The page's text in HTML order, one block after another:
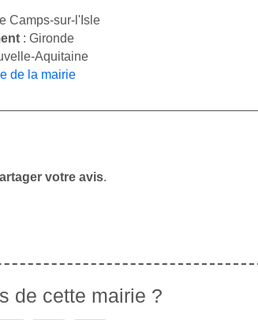
Camps-sur-l'Isle
: Gironde
Aquitaine
de la mairie
votre avis.
de cette mairie ?